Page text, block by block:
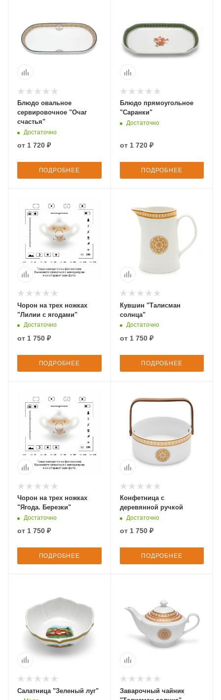
Блюдо овальное
сервировочное "Очаг
счастья"
Достаточно
от 1 720 ₽
ПОДРОБНЕЕ
Блюдо прямоугольное
"Саранки"
Достаточно
от 1 720 ₽
ПОДРОБНЕЕ
Чорон на трех ножках
"Лилии с ягодами"
Достаточно
от 1 750 ₽
ПОДРОБНЕЕ
Кувшин "Талисман
солнца"
Достаточно
от 1 750 ₽
ПОДРОБНЕЕ
Чорон на трех ножках
"Ягода. Березки"
Достаточно
от 1 750 ₽
ПОДРОБНЕЕ
Конфетница с
деревянной ручкой
Достаточно
от 1 750 ₽
ПОДРОБНЕЕ
Салатница "Зеленый луг"
Заварочный чайник